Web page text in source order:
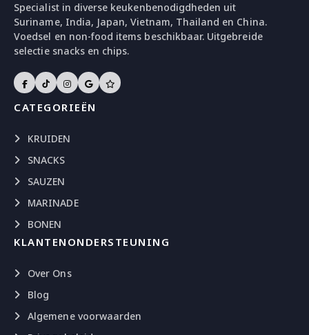
Specialist in diverse keukenbenodigdheden uit
Suriname, India, Japan, Vietnam, Thailand en China.
Voedsel en non-food items beschikbaar. Uitgebreide
selectie snacks en chips.
CATEGORIEËN
KRUIDEN
SNACKS
SAUZEN
MARINADE
BONEN
KLANTENONDERSTEUNING
Over Ons
Blog
Algemene voorwaarden